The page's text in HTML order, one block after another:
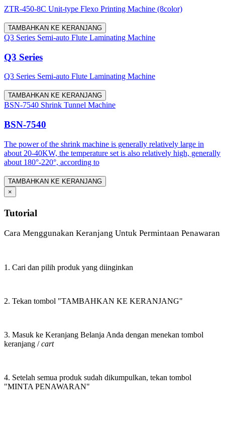
ZTR-450-8C Unit-type Flexo Printing Machine (8color)
TAMBAHKAN KE KERANJANG
Q3 Series Semi-auto Flute Laminating Machine
Q3 Series
Q3 Series Semi-auto Flute Laminating Machine
TAMBAHKAN KE KERANJANG
BSN-7540 Shrink Tunnel Machine
BSN-7540
The power of the shrink machine is generally relatively large in
about 20-40KW, the temperature set is also relatively high, generally
about 180°-220°, according to
TAMBAHKAN KE KERANJANG
×
Tutorial
Cara Menggunakan Keranjang Untuk Permintaan Penawaran
1. Cari dan pilih produk yang diinginkan
2. Tekan tombol "TAMBAHKAN KE KERANJANG"
3. Masuk ke Keranjang Belanja Anda dengan menekan tombol
keranjang /cart
4. Setelah semua produk sudah dikumpulkan, tekan tombol
"MINTA PENAWARAN"